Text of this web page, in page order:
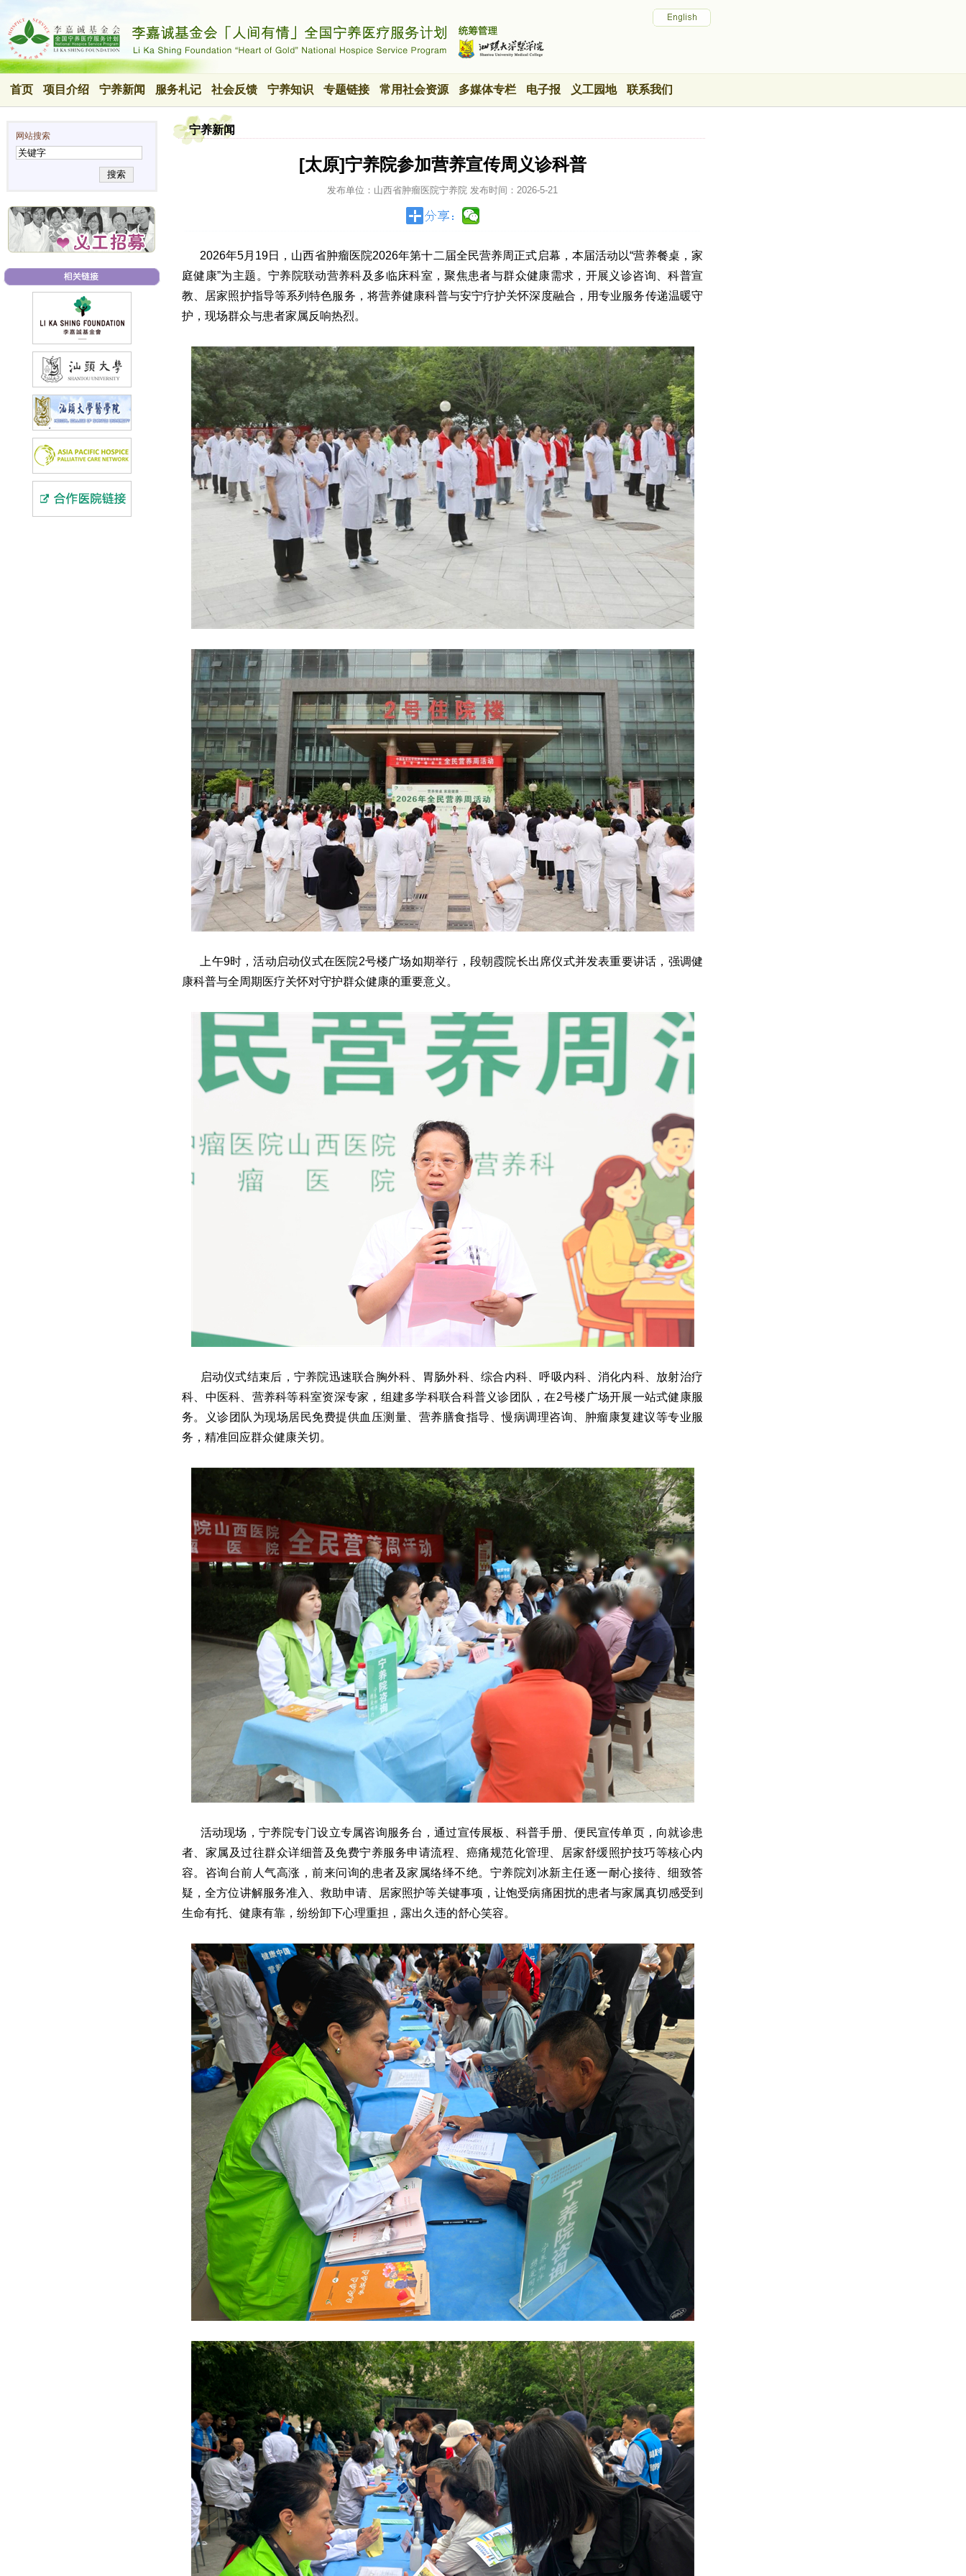
首页 项目介绍 宁养新闻 服务札记 社会反馈 宁养知识 专题链接 常用社会资源 多媒体专栏 电子报 义工园地 联系我们
网站搜索
搜索
宁养新闻
[太原]宁养院参加营养宣传周义诊科普
发布单位：山西省肿瘤医院宁养院 发布时间： 2026-5-21
2026年5月19日，山西省肿瘤医院2026年第十二届全民营养周正式启幕，本届活动以“营养餐桌，家
庭健康”为主题。宁养院联动营养科及多临床科室，聚焦患者与群众健康需求，开展义诊咨询、科普宣
教、居家照护指导等系列特色服务，将营养健康科普与安宁疗护关怀深度融合，用专业服务传递温暖守
护，现场群众与患者家属反响热烈。
上午9时，活动启动仪式在医院2号楼广场如期举行，段朝霞院长出席仪式并发表重要讲话，强调健
康科普与全周期医疗关怀对守护群众健康的重要意义。
启动仪式结束后，宁养院迅速联合胸外科、胃肠外科、综合内科、呼吸内科、消化内科、放射治疗
科、中医科、营养科等科室资深专家，组建多学科联合科普义诊团队，在2号楼广场开展一站式健康服
务。义诊团队为现场居民免费提供血压测量、营养膳食指导、慢病调理咨询、肿瘤康复建议等专业服
务，精准回应群众健康关切。
活动现场，宁养院专门设立专属咨询服务台，通过宣传展板、科普手册、便民宣传单页，向就诊患
者、家属及过往群众详细普及免费宁养服务申请流程、癌痛规范化管理、居家舒缓照护技巧等核心内
容。咨询台前人气高涨，前来问询的患者及家属络绎不绝。宁养院刘冰新主任逐一耐心接待、细致答
疑，全方位讲解服务准入、救助申请、居家照护等关键事项，让饱受病痛困扰的患者与家属真切感受到
生命有托、健康有靠，纷纷卸下心理重担，露出久违的舒心笑容。